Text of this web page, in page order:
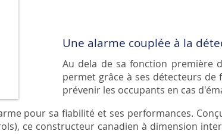
Une alarme couplée à la
Au dela de sa fonction première
permet grâce à ses détecteurs
prévenir les occupants en cas
pour sa fiabilité et ses performances.
ce constructeur canadien à dimension